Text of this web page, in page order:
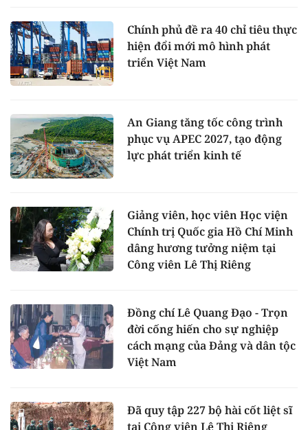
Chính phủ đề ra 40 chỉ tiêu thực
hiện đổi mới mô hình phát
triển Việt Nam
An Giang tăng tốc công trình
phục vụ APEC 2027, tạo động
lực phát triển kinh tế
Giảng viên, học viên Học viện
Chính trị Quốc gia Hồ Chí Minh
dâng hương tưởng niệm tại
Công viên Lê Thị Riêng
Đồng chí Lê Quang Đạo - Trọn
đời cống hiến cho sự nghiệp
cách mạng của Đảng và dân tộc
Việt Nam
Đã quy tập 227 bộ hài cốt liệt sĩ
tại Công viên Lê Thị Riêng